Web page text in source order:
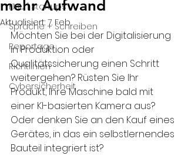
KMU | Startups
Sprache + Schreiben
Reportage
Richtlinien
Cybersicherheit
mehr Aufwand
Aktualisiert: 7. Feb.
Möchten Sie bei der Digitalisierung
in Produktion oder
Qualitätssicherung einen Schritt
weitergehen? Rüsten Sie Ihr
Produkt, Ihre Maschine bald mit
einer KI-basierten Kamera aus?
Oder denken Sie an den Kauf eines
Gerätes, in das ein selbstlernendes
Bauteil integriert ist?